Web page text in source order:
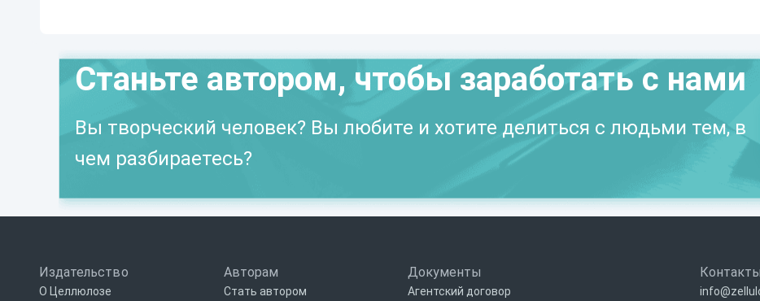
Станьте автором, чтобы заработать с нами
Вы творческий человек? Вы любите и хотите делиться с людьми тем, в
чем разбираетесь?
Издательство
О Целлюлозе
Авторам
Стать автором
Документы
Агентский договор
Контакты